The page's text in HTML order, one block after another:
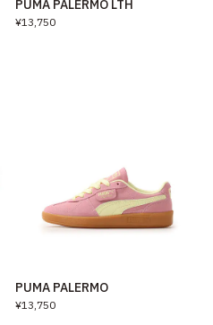
PUMA PALERMO LTH
¥13,750
PUMA PALERMO
¥13,750